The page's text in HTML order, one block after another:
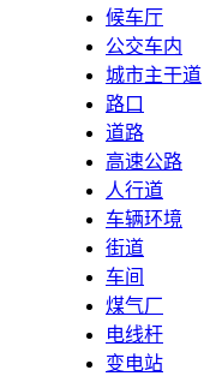
候车厅
公交车内
城市主干道
路口
道路
高速公路
人行道
车辆环境
街道
车间
煤气厂
电线杆
变电站